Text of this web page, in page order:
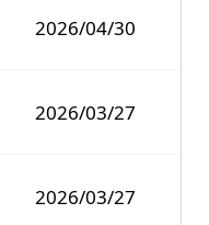
2026/04/30
2026/03/27
2026/03/27